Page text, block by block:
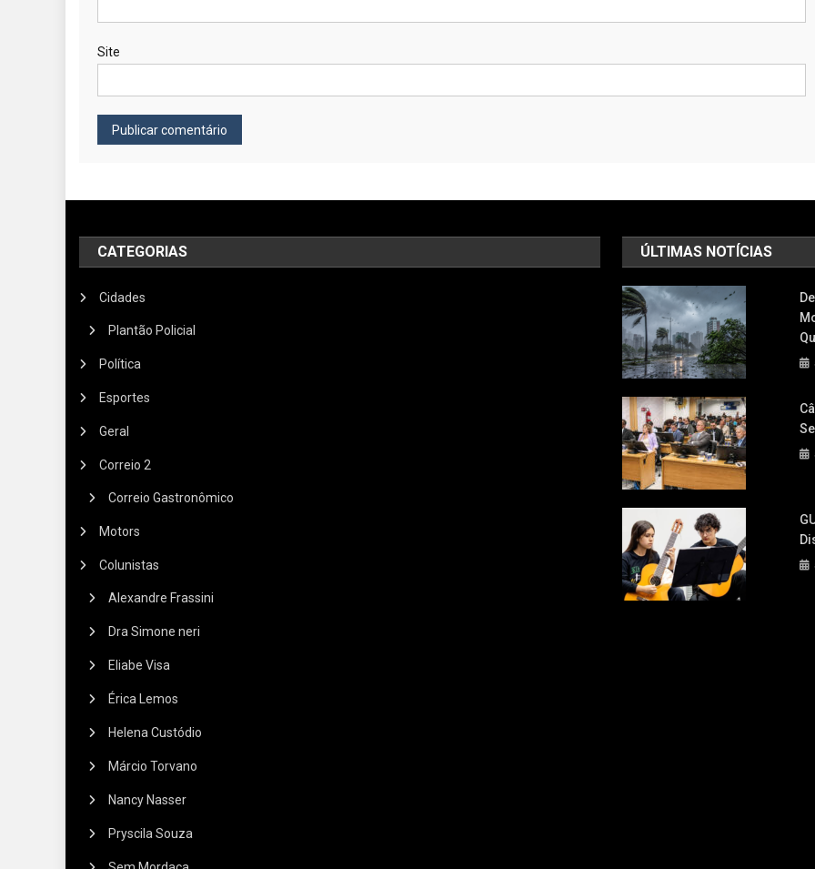
Site
CATEGORIAS
Cidades
Plantão Policial
Política
Esportes
Geral
Correio 2
Correio Gastronômico
Motors
Colunistas
Alexandre Frassini
Dra Simone neri
Eliabe Visa
Érica Lemos
Helena Custódio
Márcio Torvano
Nancy Nasser
Pryscila Souza
ÚLTIMAS NOTÍCIAS